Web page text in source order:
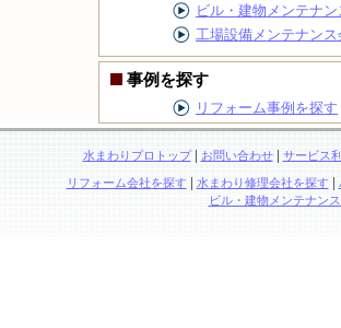
ビル・建物メンテナ
工場設備メンテナン
事例を探す
リフォーム事例を探す
水まわりプロトップ| お問い合わせ| サービス
リフォーム会社を探す | 水まわり修理会社を探す |
ビル・建物メンテナン